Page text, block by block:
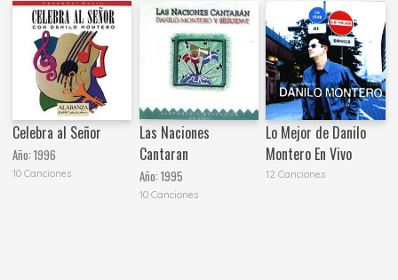
Celebra al Señor
Año:1996
10 Canciones
Las Naciones
Cantaran
Año: 1995
10 Canciones
Lo Mejor de Danilo
Montero En Vivo
12 Canciones